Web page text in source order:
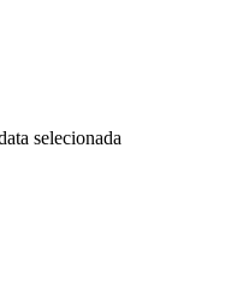
selecionada